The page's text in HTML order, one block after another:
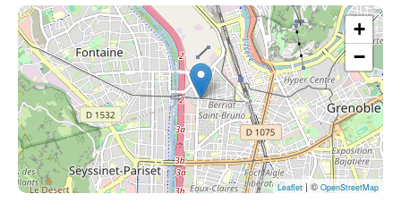
+
−
Leaflet | ©OpenStreetMap